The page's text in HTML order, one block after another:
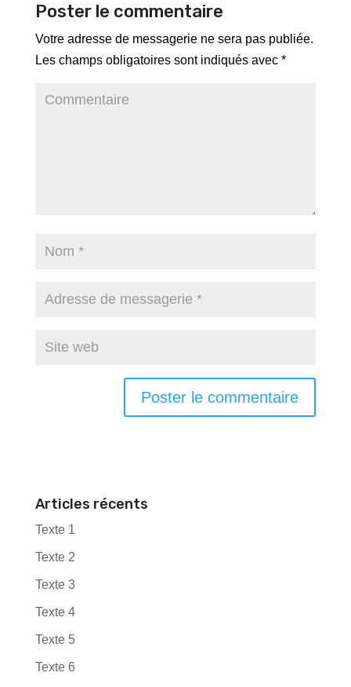
Poster le commentaire
Votre adresse de messagerie ne sera pas publiée.
Les champs obligatoires sont indiqués avec *
Articles récents
Texte 1
Texte 2
Texte 3
Texte 4
Texte 5
Texte 6